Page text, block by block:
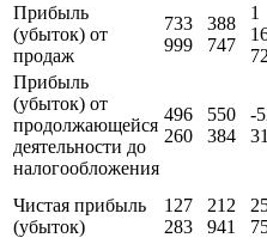
Прибыль
(убыток) от
продаж
733
999
388
747
1
Прибыль
(убыток) от
продолжающейся
деятельности до
налогообложения
496
260
550
384
-
Чистая прибыль
(убыток)
127
283
212
941